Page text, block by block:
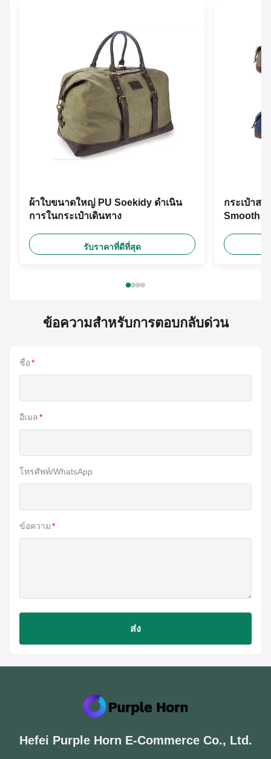
ผ้าใบขนาดใหญ่ PU Soekidy ดำเนิน
การในกระเป๋าเดินทาง
รับราคาที่ดีที่สุด
กระเป๋าส
Smooth
ข้อความสำหรับการตอบกลับด่วน
ชื่อ*
อีเมล*
โทรศัพท์/WhatsApp
ข้อความ*
ส่ง
Hefei Purple Horn E-Commerce Co., Ltd.